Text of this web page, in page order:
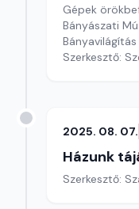
Gépek
Bányászati
Szerkesztő:
2025. 08. 07.
Házunk
Szerkesztő: